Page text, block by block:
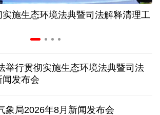
名单公布:DeepSeek、腾讯等在列
禁止“生育旅游”收紧“出生公民权”
通行霍尔木兹海峡 对违规者重罚
施生态环境法典暨司法解释清理工
举行贯彻实施生态环境法典暨司法
发布会
象局2026年8月新闻发布会